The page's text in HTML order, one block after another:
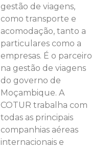
gestão de viagens,
como transporte e
acomodação, tanto a
particulares como a
empresas. É o parceiro
na gestão de viagens
do governo de
Moçambique. A
COTUR trabalha com
todas as principais
companhias aéreas
internacionais e